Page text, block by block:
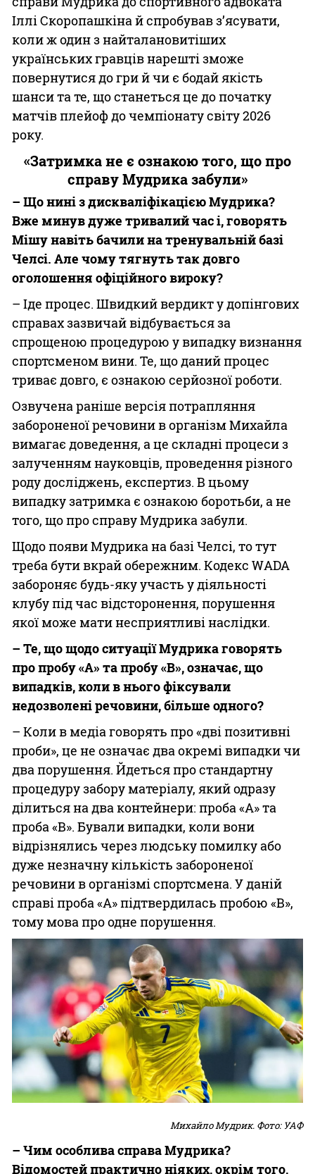
Іллі Скоропашкіна й спробував з’ясувати,
коли ж один з найталановитіших
українських гравців нарешті зможе
повернутися до гри й чи є бодай якість
шанси та те, що станеться це до початку
матчів плейоф до чемпіонату світу 2026
року.
«Затримка не є ознакою того, що про
справу Мудрика забули»
– Що нині з дискваліфікацією Мудрика?
Вже минув дуже тривалий час і, говорять
Мішу навіть бачили на тренувальній базі
Челсі. Але чому тягнуть так довго
оголошення офіційного вироку?
– Іде процес. Швидкий вердикт у допінгових
справах зазвичай відбувається за
спрощеною процедурою у випадку визнання
спортсменом вини. Те, що даний процес
триває довго, є ознакою серйозної роботи.
Озвучена раніше версія потрапляння
забороненої речовини в організм Михайла
вимагає доведення, а це складні процеси з
залученням науковців, проведення різного
роду досліджень, експертиз. В цьому
випадку затримка є ознакою боротьби, а не
того, що про справу Мудрика забули.
Щодо появи Мудрика на базі Челсі, то тут
треба бути вкрай обережним. Кодекс WADA
забороняє будь-яку участь у діяльності
клубу під час відсторонення, порушення
якої може мати несприятливі наслідки.
– Те, що щодо ситуації Мудрика говорять
про пробу «А» та пробу «В», означає, що
випадків, коли в нього фіксували
недозволені речовини, більше одного?
– Коли в медіа говорять про «дві позитивні
проби», це не означає два окремі випадки чи
два порушення. Йдеться про стандартну
процедуру забору матеріалу, який одразу
ділиться на два контейнери: проба «А» та
проба «В». Бували випадки, коли вони
відрізнялись через людську помилку або
дуже незначну кількість забороненої
речовини в організмі спортсмена. У даній
справі проба «А» підтвердилась пробою «В»,
тому мова про одне порушення.
Михайло Мудрик. Фото: УАФ
– Чим особлива справа Мудрика?
Відомостей практично ніяких, окрім того,